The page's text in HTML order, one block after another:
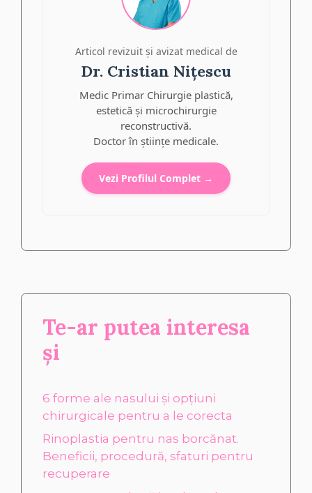
Articol revizuit și avizat medical de
Dr. Cristian Nițescu
Medic Primar Chirurgie plastică,
estetică și microchirurgie
reconstructivă.
Doctor în științe medicale.
Vezi Profilul Complet →
Te-ar putea interesa
și
6 forme ale nasului și opțiuni
chirurgicale pentru a le corecta
Rinoplastia pentru nas borcănat.
Beneficii, procedură, sfaturi pentru
recuperare